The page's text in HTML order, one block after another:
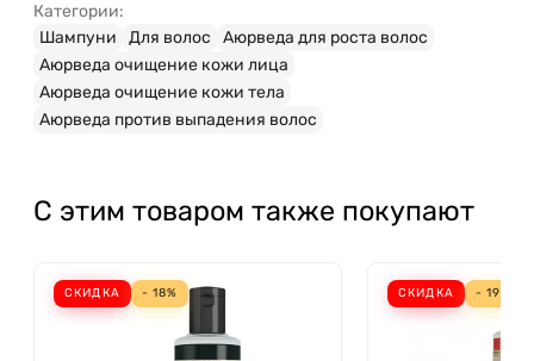
Категории:
Шампуни
Для волос
Аюрведа для роста волос
Аюрведа очищение кожи лица
Аюрведа очищение кожи тела
Аюрведа против выпадения волос
С этим товаром также покупают
СКИДКА - 18% СКИДКА - 19%